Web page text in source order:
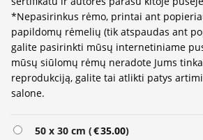
*Nepasirinkus rėmo, printai ant
papildomų rėmelių (tik atspaudas ant
galite pasirinkti mūsų internetiniame
mūsų siūlomų rėmų neradote Jums
reprodukciją, galite tai atlikti patys
salone.
50 x 30 cm (€35.00)
Alternative: